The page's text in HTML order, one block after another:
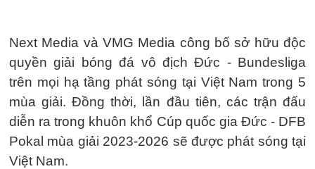
Next Media và VMG Media công bố sở hữu độc
quyền giải bóng đá vô địch Đức - Bundesliga
trên mọi hạ tầng phát sóng tại Việt Nam trong 5
mùa giải. Đồng thời, lần đầu tiên, các trận đấu
diễn ra trong khuôn khổ Cúp quốc gia Đức - DFB
Pokal mùa giải 2023-2026 sẽ được phát sóng tại
Việt Nam.